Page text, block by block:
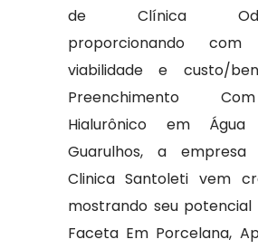
de Clínica
proporcionando com
viabilidade e custo/
Preenchimento
Hialurônico em
Guarulhos, a empresa
Clinica Santoleti vem
mostrando seu
Faceta Em Porcelana,